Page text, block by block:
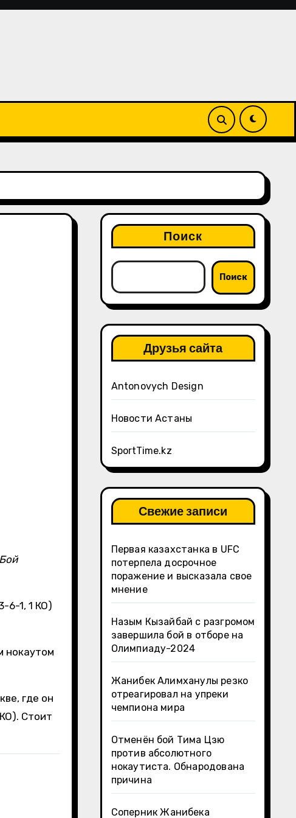
6-1, 1 КО)
нокаутом
где он
Стоит
Поиск
Поиск
Друзья сайта
Antonovych Design
Новости Астаны
SportTime.kz
Свежие записи
Первая казахстанка в UFC
потерпела досрочное
поражение и высказала свое
мнение
Назым Кызайбай с разгромом
завершила бой в отборе на
Олимпиаду-2024
Жанибек Алимханулы резко
отреагировал на упреки
чемпиона мира
Отменён бой Тима Цзю
против абсолютного
нокаутиста. Обнародована
причина
Соперник Жанибека